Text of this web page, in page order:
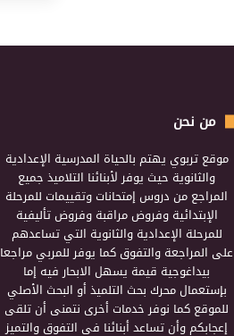
من نحن
موقع تربوي يهتم بالحياة المدرسية الإعدادية
والثانوية حيث يوفر لأبنائنا التلاميذ جميع
المراجع من دروس إمتحانات وتقييمات للمرحلة
الإبتدائية وفروض مراقبة وفروض تأليفية
للمرحلة الإعدادية والثانوية التي تساعدهم
على المراجعة والتفوق كما يوفر للمربي مراجعا
بيداغوجية قيمة يسهل الابحار فيه إما
بإستعمال محرك بحث التلميذ أو البحث الأصلي
للموقع كما نوفر خدمات أخرى نتمنى أن تلقى
إعجابكم وأن تساعد أبنائنا في التفوق والتميز